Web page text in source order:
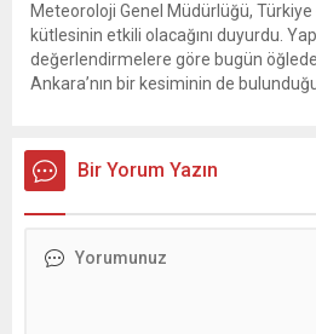
Meteoroloji Genel Müdürlüğü,
kütlesinin etkili olacağını duyurdu.
değerlendirmelere göre bugün
Ankara’nın bir kesiminin de
üzerine çıkarak yaz değerlerine
Bir Yorum Yazın